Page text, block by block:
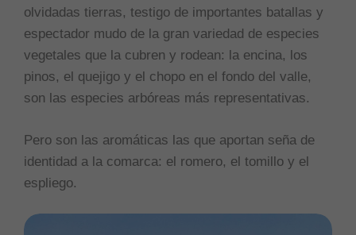
olvidadas tierras, testigo de importantes batallas y
espectador mudo de la gran variedad de especies
vegetales que la cubren y rodean: la encina, los
pinos, el quejigo y el chopo en el fondo del valle,
son las especies arbóreas más representativas.
Pero son las aromáticas las que aportan seña de
identidad a la comarca: el romero, el tomillo y el
espliego.